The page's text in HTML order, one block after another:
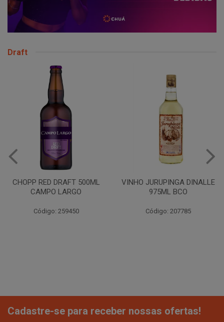
Draft
VINHO JURUPINGA DINALLE
975ML BCO
Código: 207785
750ML CAMPO
Cadastre-se para receber nossas ofertas!